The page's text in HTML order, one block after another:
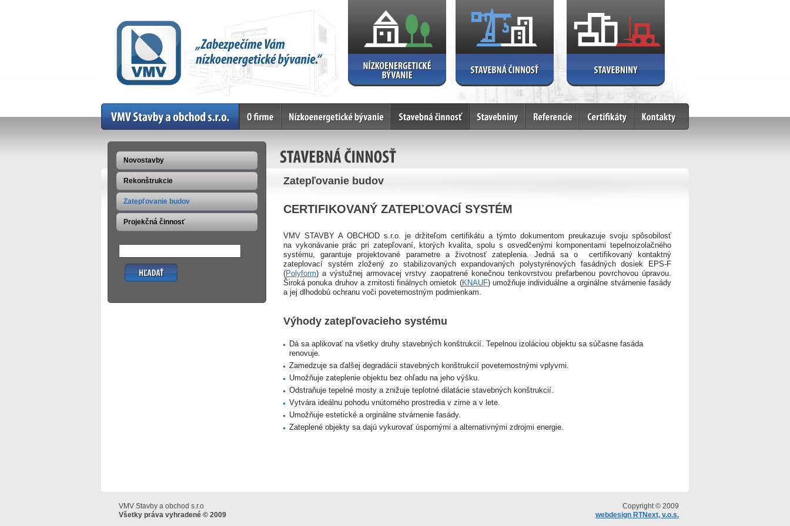
Home
Novostavby
Rekonštrukcie
Zatepľovanie budov
Projekčná činnosť
Hľadať
STAVEBNÁ ČINNOSŤ
Zatepľovanie budov
CERTIFIKOVANÝ ZATEPĽOVACÍ SYSTÉM
VMV STAVBY A OBCHOD s.r.o. je držiteľom certifikátu a týmto dokumentom preukazuje svoju spôsobilosť
na vykonávanie prác pri zatepľovaní, ktorých kvalita, spolu s osvedčenými komponentami tepelnoizolačného
systému, garantuje projektované parametre a životnosť zateplenia. Jedná sa o certifikovaný kontaktný
zateplovací systém zložený zo stabilizovaných expandovaných polystyrénových fasádných dosiek EPS-F
(Polyform) a výstužnej armovacej vrstvy zaopatrené konečnou tenkovrstvou prefarbenou povrchovou úpravou.
Široká ponuka druhov a zrnitosti finálnych omietok (KNAUF) umožňuje individuálne a orginálne stvárnenie fasády
a jej dlhodobú ochranu voči poveternostným podmienkam.
Výhody zatepľovacieho systému
Dá sa aplikovať na všetky druhy stavebných konštrukcií. Tepelnou izoláciou objektu sa súčasne fasáda
renovuje.
Zamedzuje sa ďalšej degradácii stavebných konštrukcií poveternostnými vplyvmi.
Umožňuje zateplenie objektu bez ohľadu na jeho výšku.
Odstraňuje tepelné mosty a znižuje teplotné dilatácie stavebných konštrukcií.
Vytvára ideálnu pohodu vnútorného prostredia v zime a v lete.
Umožňuje estetické a orginálne stvárnenie fasády.
Zateplené objekty sa dajú vykurovať úspornými a alternativnými zdrojmi energie.
VMV Stavby a obchod s.r.o
Všetky práva vyhradené © 2009
Copyright © 2009
webdesign RTNext, v.o.s.